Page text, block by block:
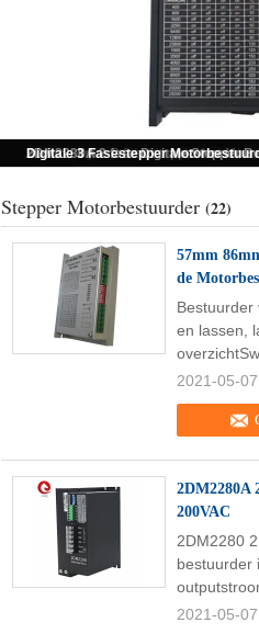
Stepper Motorbestuurder (22)
57mm
de
Bestuurder
en lassen,
2021-05-
2DM2280A
200VAC
2DM2280
bestuurder
2021-05-